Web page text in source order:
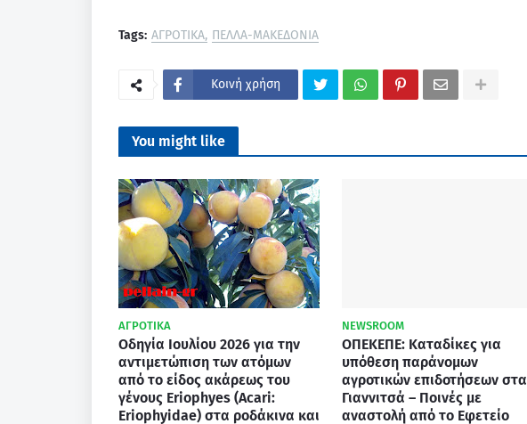
Tags: ΑΓΡΟΤΙΚΑ ΠΕΛΛΑ-ΜΑΚΕΔΟΝΙΑ
Κοινή χρήση
You might like
ΑΓΡΟΤΙΚΑ
Οδηγία Ιουλίου 2026 για την
αντιμετώπιση των ατόμων
από το είδος ακάρεως του
γένους Eriophyes (Acari:
Eriophyidae) στα ροδάκινα και
NEWSROOM
ΟΠΕΚΕΠΕ: Καταδίκες για
υπόθεση παράνομων
αγροτικών επιδοτήσεων στα
Γιαννιτσά – Ποινές με
αναστολή από το Εφετείο